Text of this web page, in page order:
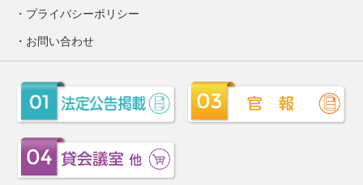
プライバシーポリシー
お問い合わせ